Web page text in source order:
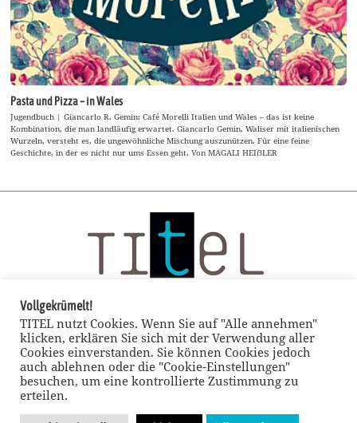
Pasta und Pizza – in Wales
Jugendbuch | Giancarlo R. Gemin: Café Morelli Italien und Wales – das ist keine
Kombination, die man landläufig erwartet. Giancarlo Gemin, Waliser mit italienischen
Wurzeln, versteht es, die ungewöhnliche Mischung auszunützen. Für eine feine
Geschichte, in der es nicht nur ums Essen geht. Von MAGALI HEIẞLER
Vollgekrümelt!
TITEL nutzt Cookies. Wenn Sie auf "Alle annehmen"
klicken, erklären Sie sich mit der Verwendung aller
Cookies einverstanden. Sie können Cookies jedoch
auch ablehnen oder die "Cookie-Einstellungen"
besuchen, um eine kontrollierte Zustimmung zu
erteilen.